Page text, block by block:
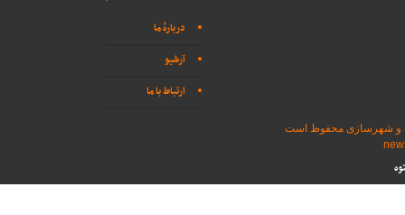
دربارهٔ ما
آرشیو
ارتباط با ما
و شهرسازی محفوظ است